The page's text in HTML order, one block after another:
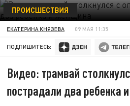
ПРОИСШЕСТВИЯ
ЕКАТЕРИНА КНЯЗЕВА 09 МАЯ 11:35
ПОДПИШИТЕСЬ:
Видео: трамвай
пострадали два ребенка